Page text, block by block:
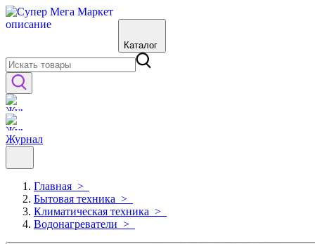
Каталог
Журнал
Главная >
Бытовая техника >
Климатическая техника >
Водонагреватели >